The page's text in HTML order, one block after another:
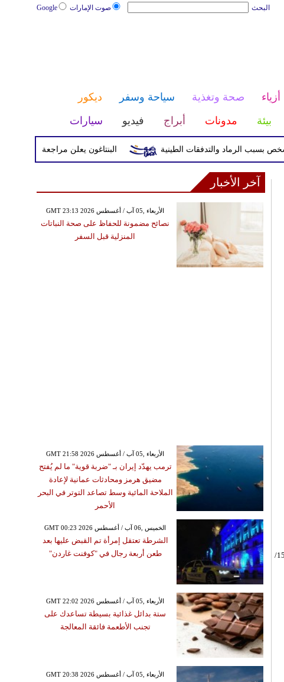
صوت الإمارات Google البحث
أزياء صحة وتغذية سياحة وسفر
ديكور
بيئة مدونات أبراج فيديو سيارات
البنتاغون يعلن مراجعة التواجد العسكري
رئيس الدولة «حفظه الله»، مرسوماً بقانون اتحادي رقم /4/ لعام 2020، بإلغاء القانون الاتحادي رقم /15/
آخر الأخبار
GMT 23:13 2026 الأربعاء ,05 آب / أغسطس
نصائح مضمونة للحفاظ على صحة النباتات
المنزلية قبل السفر
GMT 21:58 2026 الأربعاء ,05 آب / أغسطس
ترمب يهدّد إيران بـ "ضربة قوية" ما لم يُفتح
مضيق هرمز ومحادثات عمانية لإعادة
الملاحة المائية وسط تصاعد التوتر في البحر
الأحمر
GMT 00:23 2026 الخميس ,06 آب / أغسطس
الشرطة تعتقل إمرأة تم القبض عليها بعد
طعن أربعة رجال في "كوفنت غاردن"
GMT 22:02 2026 الأربعاء ,05 آب / أغسطس
ستة بدائل غذائية بسيطة تساعدك على
تجنب الأطعمة فائقة المعالجة
GMT 20:38 2026 الأربعاء ,05 آب / أغسطس